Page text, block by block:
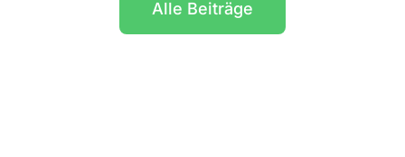
Alle Beiträge